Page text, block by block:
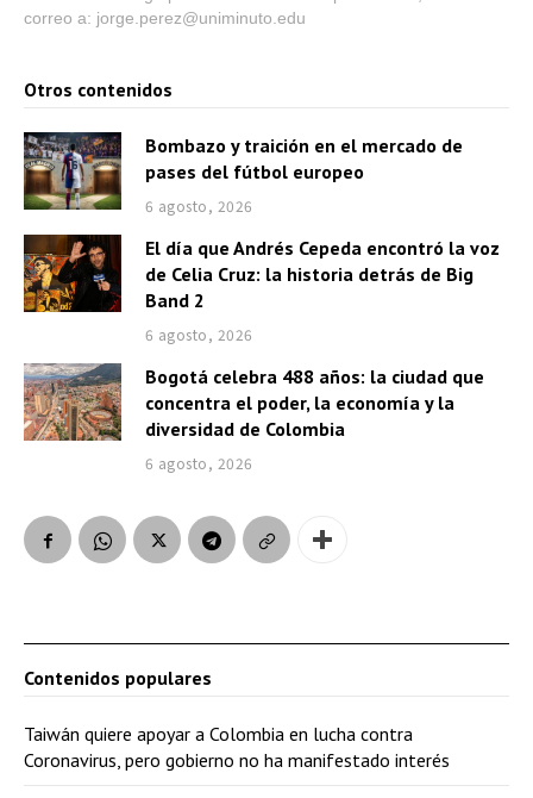
correo a: jorge.perez@uniminuto.edu
Otros contenidos
Bombazo y traición en el mercado de
pases del fútbol europeo
6 agosto, 2026
El día que Andrés Cepeda encontró la voz
de Celia Cruz: la historia detrás de Big
Band 2
6 agosto, 2026
Bogotá celebra 488 años: la ciudad que
concentra el poder, la economía y la
diversidad de Colombia
6 agosto, 2026
Contenidos populares
Taiwán quiere apoyar a Colombia en lucha contra
Coronavirus, pero gobierno no ha manifestado interés